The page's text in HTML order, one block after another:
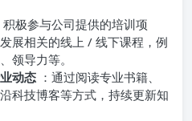
积极参与公司提供的培训项
展相关的线上 / 线下课程，例
领导力等。
动态 ：通过阅读专业书籍、
科技博客等方式，持续更新知